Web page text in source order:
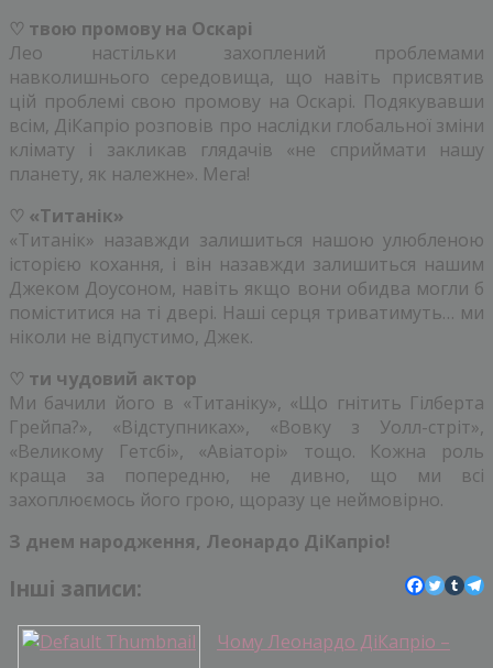
♡ твою промову на Оскарі
Лео настільки захоплений проблемами
навколишнього середовища, що навіть присвятив
цій проблемі свою промову на Оскарі. Подякувавши
всім, ДіКапріо розповів про наслідки глобальної зміни
клімату і закликав глядачів «не сприймати нашу
планету, як належне». Мега!
♡ «Титанік»
«Титанік» назавжди залишиться нашою улюбленою
історією кохання, і він назавжди залишиться нашим
Джеком Доусоном, навіть якщо вони обидва могли б
поміститися на ті двері. Наші серця триватимуть… ми
ніколи не відпустимо, Джек.
♡ ти чудовий актор
Ми бачили його в «Титаніку», «Що гнітить Гілберта
Грейпа?», «Відступниках», «Вовку з Уолл-стріт»,
«Великому Гетсбі», «Авіаторі» тощо. Кожна роль
краща за попередню, не дивно, що ми всі
захоплюємось його грою, щоразу це неймовірно.
З днем ​​народження, Леонардо ДіКапріо!
Інші записи:
Чому Леонардо ДіКапріо –